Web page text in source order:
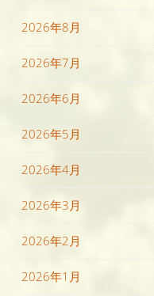
2026年8月
2026年7月
2026年6月
2026年5月
2026年4月
2026年3月
2026年2月
2026年1月